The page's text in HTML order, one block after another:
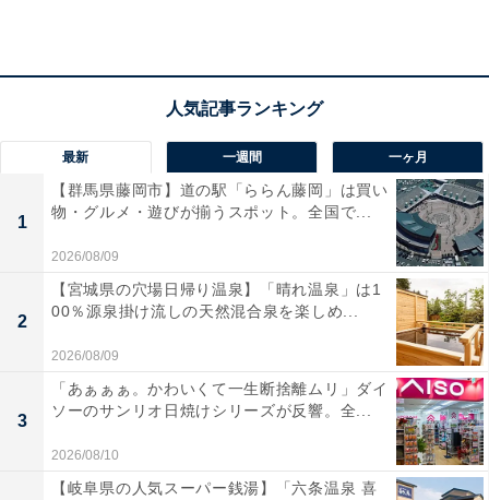
帯でも安定した視認性を発揮します。安心の日本製でメ
は嬉しいポイント。コンパクトな設計なので、視界を遮
らずスマートに設置できるのも魅力です。
ユーザーからは「画像が綺麗」「設定がシンプルで迷わ
ない」と高く評価されています。一方で、「前方のみの
記録なので、後方も撮りたいなら物足りない」という声
も。国内ブランドの質を重視する人や、まずは前方録画
を確実に備えたい人には、おすすめの商品といえそうで
す。
最新 一週間 一ヶ月
1
【群馬県藤岡市】道の駅「ららん藤岡」は買い
物・グルメ・遊びが揃うスポット。全国で...
2026/08/09
2
【宮城県の穴場日帰り温泉】「晴れ温泉」は1
00％源泉掛け流しの天然混合泉を楽しめ...
2026/08/09
3
「あぁぁぁ。かわいくて一生断捨離ムリ」ダイ
ソーのサンリオ日焼けシリーズが反響。全...
2026/08/10
【岐阜県の人気スーパー銭湯】「六条温泉 喜